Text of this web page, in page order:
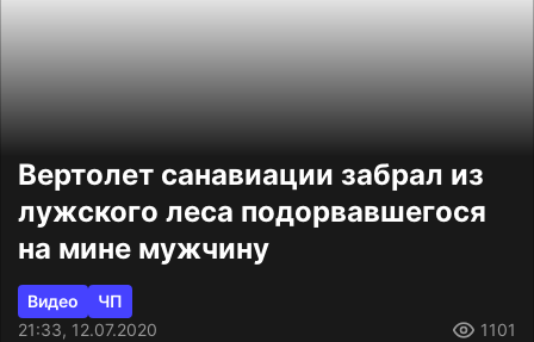
Вертолет санавиации забрал из
лужского леса подорвавшегося
на мине мужчину
Видео
ЧП
21:33, 12.07.2020
1101